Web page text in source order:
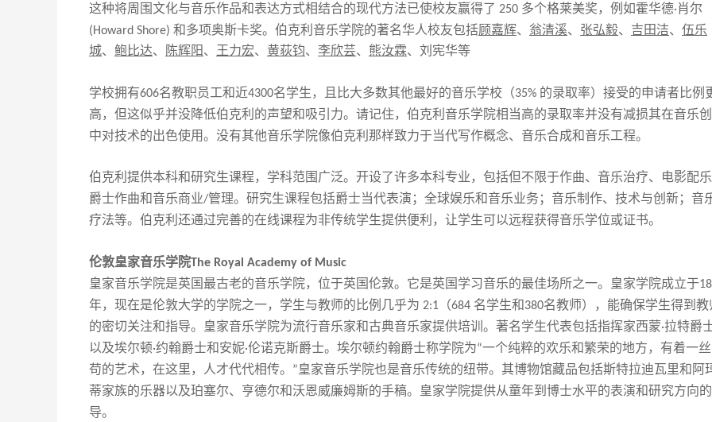
这种将周围文化与音乐作品和表达方式相结合的现代方法已使校友赢得了 250 多个格莱美奖，例如霍华德·肖尔
(Howard Shore) 和多项奥斯卡奖。伯克利音乐学院的著名华人校友包括顾嘉辉、 翁清溪、 张弘毅、 吉田洁、 伍乐
城、 鲍比达、 陈辉阳、 王力宏、 黄荻钧、 李欣芸、 熊汝霖、刘宪华等
学校拥有606名教职员工和近4300名学生， 且 比大多数其他最好的音乐学校（35% 的录取率）接受的申请者比例
高，但这似乎并没降低伯克利的声望和吸引力。请记住，伯克利音乐学院相当高的录取率并没有减损其在音乐
中对技术的出色使用。没有其他音乐学院像伯克利那样致力于当代写作概念、音乐合成和音乐工程。
伯克利提供本科和研究生课程，学科范围广泛。开设了许多本科专业，包括但不限于作曲、音乐治疗、电影配乐
爵士作曲和音乐商业/管理。研究生课程包括爵士当代表演；全球娱乐和音乐业务；音乐制作、技术与创新；音
疗法等。伯克利还通过完善的在线课程为非传统学生提供便利，让学生可以远程获得音乐学位或证书。
伦敦皇家音乐学院The Royal Academy of Music
皇家音乐学院是英国最古老的音乐学院，位于英国伦敦。它是英国学习音乐的最佳场所之一。皇家学院成立于
年，现在是伦敦大学的学院之一，学生与教师的比例几乎为 2:1 （684 名学生和380名教师）， 能确保学生得到教
的密切关注和指导。皇家音乐学院为流行音乐家和古典音乐家提供培训。 著名学生代表包括指挥家西蒙·拉特爵
以及埃尔顿·约翰爵士和安妮·伦诺克斯爵士。埃尔顿约翰爵士称学院为“一个纯粹的欢乐和繁荣的地方，有着一
苟的艺术，在这里 ， 人才代代相传。 ”皇家音乐学院也是音乐传统的纽带。其博物馆藏品包括斯特拉迪瓦里和阿
蒂家族的乐器以及珀塞尔、亨德尔和沃恩威廉姆斯的手稿。皇家学院提供从童年到博士水平的表演和研究方向
导。